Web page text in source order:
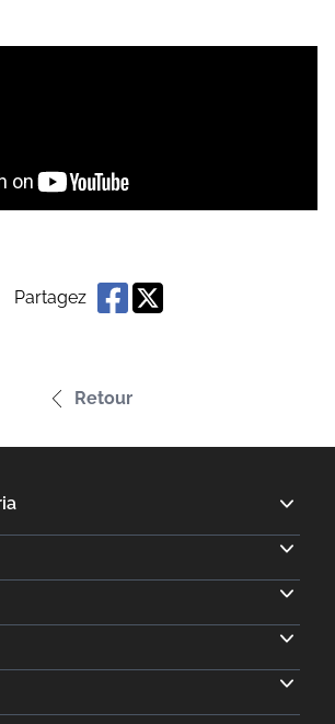
Partagez
Retour